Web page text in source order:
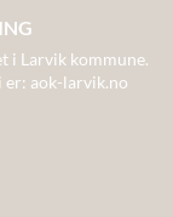
i Larvik kommune.
er: aok-larvik.no